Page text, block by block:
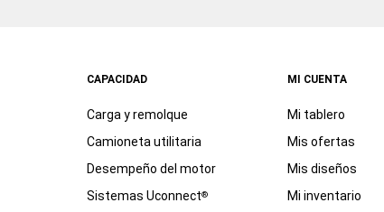
CAPACIDAD
Carga y remolque
Camioneta utilitaria
Desempeño del motor
Sistemas Uconnect®
MI CUENTA
Mi tablero
Mis ofertas
Mis diseños
Mi inventario